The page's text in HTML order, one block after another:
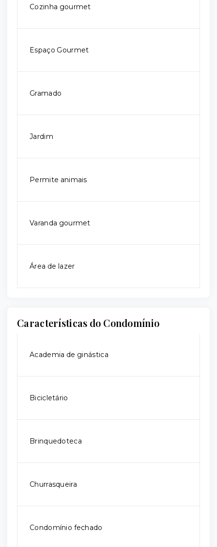
Cozinha gourmet
Espaço Gourmet
Gramado
Jardim
Permite animais
Varanda gourmet
Área de lazer
Características do Condomínio
Academia de ginástica
Bicicletário
Brinquedoteca
Churrasqueira
Condomínio fechado